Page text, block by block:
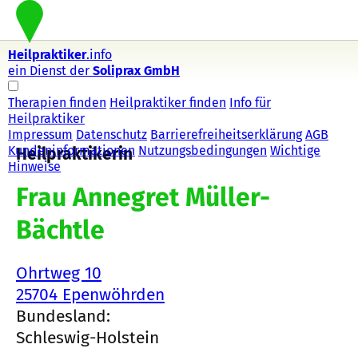
Heilpraktiker.info
ein Dienst der Soliprax GmbH
Therapien finden Heilpraktiker finden Info für
Heilpraktiker
Impressum Datenschutz Barrierefreiheitserklärung AGB
Kundeninformationen Nutzungsbedingungen Wichtige
Hinweise
Heilpraktikerin
Frau Annegret Müller-
Bächtle
Ohrtweg 10
25704 Epenwöhrden
Bundesland:
Schleswig-Holstein